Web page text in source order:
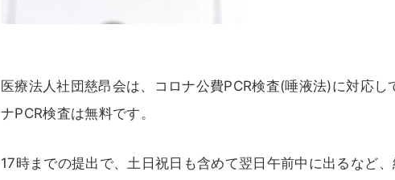
医療法人社団慈昂会は、コロナ公費PCR検査(唾液法)に対応
ナPCR検査は無料です。
17時までの提出で、土日祝日も含めて翌日午前中に出るなど